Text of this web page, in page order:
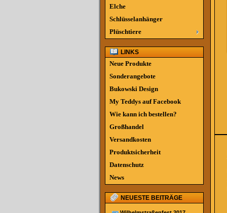
Elche
Schlüsselanhänger
Plüschtiere
LINKS
Neue Produkte
Sonderangebote
Bukowski Design
My Teddys auf Facebook
Wie kann ich bestellen?
Großhandel
Versandkosten
Produktsicherheit
Datenschutz
News
NEUESTE BEITRÄGE